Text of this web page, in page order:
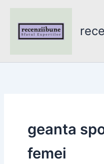
content
geanta
femei